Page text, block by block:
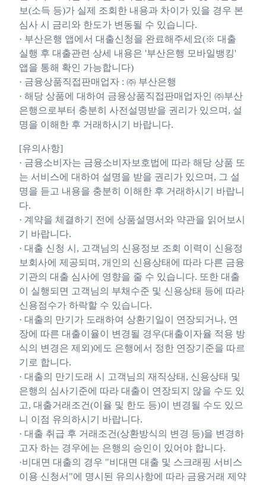
보(소득 등)가 실제 조회한 내용과 차이가 있을 경우 본
심사 시 금리와 한도가 변동될 수 있습니다.
· 부산은행 앱에서 대출신청을 완료해주세요(※ 대출
실행 후 대출관련 상세 내용은 '부산은행 모바일뱅킹'
앱을 통해 확인 가능합니다)
· 금융상품직접판매업자 : ㈜ 부산은행
· 해당 상품에 대하여 금융상품직접판매업자인 ㈜부산
은행으로부터 충분히 사전설명받을 권리가 있으며, 설
명을 이해한 후 거래하시기 바랍니다.
[유의사항]
· 금융소비자는 금융소비자보호법에 따라 해당 상품 또
는 서비스에 대하여 설명을 받을 권리가 있으며, 그 설
명을 듣고 내용을 충분히 이해한 후 거래하시기 바랍니
다.
· 계약을 체결하기 전에 상품설명서와 약관을 읽어보시
기 바랍니다.
· 대출 신청 시, 고객님의 신용정보 조회 이력이 신용정
보회사에 제공되며, 개인의 신용상태에 따라 다른 금융
기관의 대출 심사에 영향을 줄 수 있습니다. 또한 대출
이 실행되면 고객님의 부채수준 및 신용상태 등에 따라
신용점수가 하락할 수 있습니다.
· 대출의 만기가 도래하여 상환기일이 연장되거나, 연
장에 따른 대출이율이 변경될 경우(대출이자율 적용 방
식의 변경은 제외)에도 은행에서 정한 연장기준을 따르
기로 합니다.
· 대출의 만기도래 시 고객님의 재직상태, 신용상태 및
은행의 심사기준에 따라 대출이 연장되지 않을 수도 있
고, 대출거래조건(이율 및 한도 등)이 변경될 수도 있으
니 이점 유의하시기 바랍니다.
· 대출 취급 후 거래조건(상환방식의 변경 등)을 변경하
고자 하는 경우에는 은행의 승인이 있어야 합니다.
·비대면 대출의 경우 "비대면 대출 및 스크래핑 서비스
이용 신청서"에 명시된 유의사항에 따라 금융거래 제약